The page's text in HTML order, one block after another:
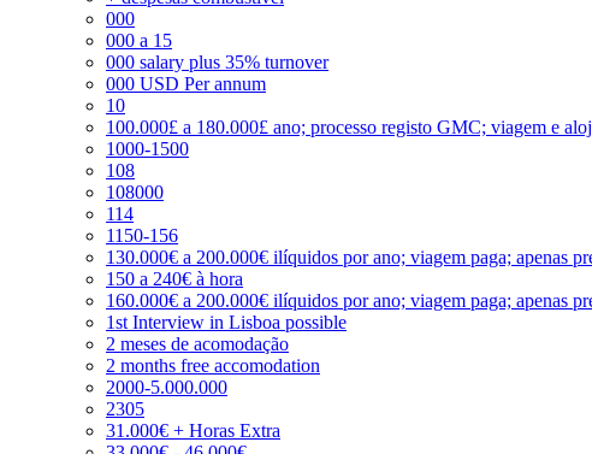
000
000 a 15
000 salary plus 35% turnover
000 USD Per annum
10
100.000£ a 180.000£ ano; processo registo GMC; viagem e
1000-1500
108
108000
114
1150-156
130.000€ a 200.000€ ilíquidos por ano; viagem paga; apenas
150 a 240€ à hora
160.000€ a 200.000€ ilíquidos por ano; viagem paga; apenas
1st Interview in Lisboa possible
2 meses de acomodação
2 months free accomodation
2000-5.000.000
2305
31.000€ + Horas Extra